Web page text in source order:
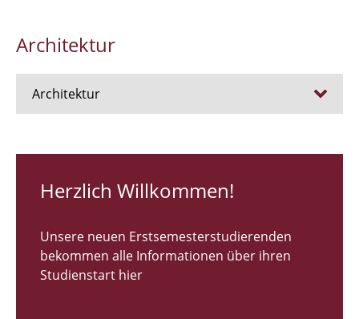
Architektur
Architektur
RUNDGANG 26
Bachelor Architektur
Herzlich Willkommen!
Unsere neuen Erstsemesterstudierenden
bekommen alle Informationen über ihren
Studienstart hier